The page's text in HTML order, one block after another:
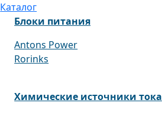
Каталог
Блоки питания
Antons Power
Rorinks
Химические источники тока